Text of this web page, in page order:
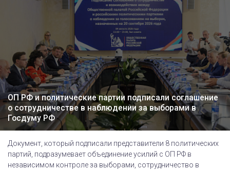
ОП РФ и политические партии подписали соглашение
о сотрудничестве в наблюдении за выборами в
Госдуму РФ
Документ, который подписали представители 8 политических
партий, подразумевает объединение усилий с ОП РФ в
независимом контроле за выборами, сотрудничество в